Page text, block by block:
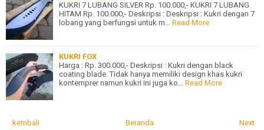
KUKRI 7 LUBANG SILVER Rp. 100.000,- KUKRI 7 LUBANG
HITAM Rp. 100.000,- Deskripsi : Deskripsi : Kukri dengan 7
lobang yang berfungsi untuk m…
Read More
KUKRI FOX
Harga : Rp. 300.000,- Deskripsi : Kukri dengan black
coating blade. Tidak hanya memiliki design khas kukri
kontemprer namun kukri ini juga ko…
Read More
kembali Next
Beranda